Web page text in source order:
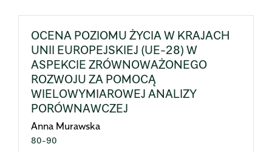
OCENA POZIOMU ŻYCIA W KRAJACH
UNII EUROPEJSKIEJ (UE-28) W
ASPEKCIE ZRÓWNOWAŻONEGO
ROZWOJU ZA POMOCĄ
WIELOWYMIAROWEJ ANALIZY
PORÓWNAWCZEJ
Anna Murawska
80-90